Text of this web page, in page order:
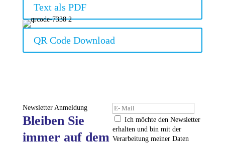
Text als PDF
QR Code Download
Newsletter Anmeldung
Bleiben Sie
immer auf dem
Ich möchte den Newsletter
erhalten und bin mit der
Verarbeitung meiner Daten